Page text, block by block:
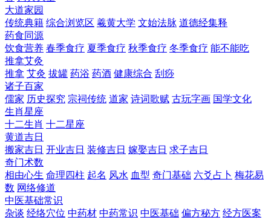
大道家园
传统典籍 综合浏览区 羲黄大学 文始法脉 道德经集释
药食同源
饮食营养 春季食疗 夏季食疗 秋季食疗 冬季食疗 能不能吃
推拿艾灸
推拿 艾灸 拔罐 药浴 药酒 健康综合 刮痧
诸子百家
儒家 历史探究 宗祠传统 道家 诗词歌赋 古玩字画 国学文化
生肖星座
十二生肖 十二星座
黄道吉日
搬家吉日 开业吉日 装修吉日 嫁娶吉日 求子吉日
奇门术数
相由心生 命理四柱 起名 风水 血型 奇门基础 六爻占卜 梅花易
数 网络修道
中医基础常识
杂谈 经络穴位 中药材 中药常识 中医基础 偏方秘方 经方医案